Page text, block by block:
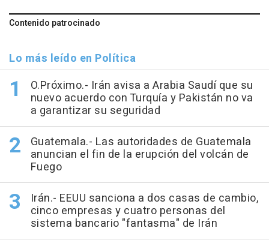
Contenido patrocinado
Lo más leído en Política
O.Próximo.- Irán avisa a Arabia Saudí que su
nuevo acuerdo con Turquía y Pakistán no va
a garantizar su seguridad
Guatemala.- Las autoridades de Guatemala
anuncian el fin de la erupción del volcán de
Fuego
Irán.- EEUU sanciona a dos casas de cambio,
cinco empresas y cuatro personas del
sistema bancario "fantasma" de Irán